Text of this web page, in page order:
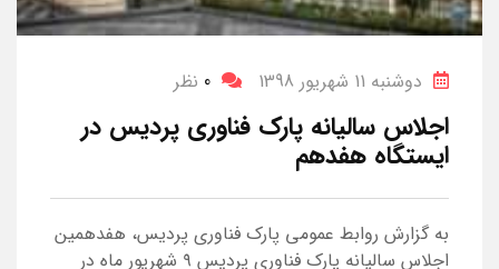
دوشنبه 11 شهریور 1398 0 نظر
اجلاس سالیانه پارک فناوری پردیس در
ایستگاه هفدهم
به گزارش روابط عمومی پارک فناوری پردیس، هفدهمین
اجلاس سالیانه پارک فناوری پردیس ۹ شهریور ماه در